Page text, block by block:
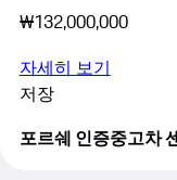
₩132,000,000
자세히 보기
저장
포르쉐 인증중고차